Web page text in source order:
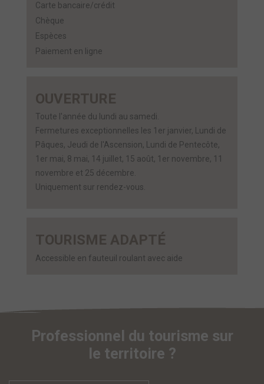
Carte bancaire/crédit
Chèque
Espèces
Paiement en ligne
OUVERTURE
Toute l'année du lundi au samedi.
Fermetures exceptionnelles les 1er janvier, Lundi de
Pâques, Jeudi de l'Ascension, Lundi de Pentecôte,
1er mai, 8 mai, 14 juillet, 15 août, 1er novembre, 11
novembre et 25 décembre.
Uniquement sur rendez-vous.
TOURISME ADAPTÉ
Accessible en fauteuil roulant avec aide
Professionnel du tourisme sur
le territoire ?